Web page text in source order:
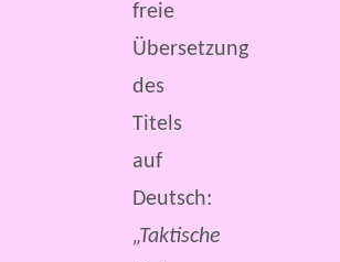
freie
Übersetzung
des
Titels
auf
Deutsch:
„Taktische